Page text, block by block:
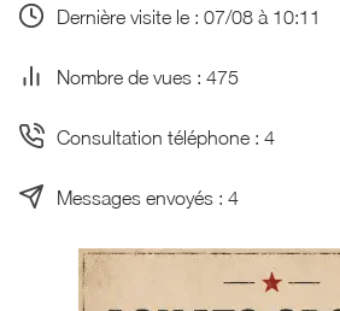
Dernière visite le : 07/08 à 10:11
Nombre de vues : 475
Consultation téléphone : 4
Messages envoyés : 4